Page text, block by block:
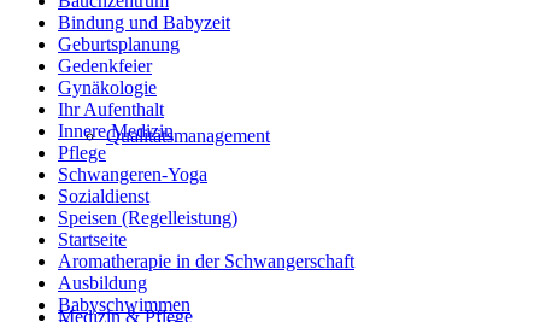
Qualitätsmanagement
Medizin & Pflege
Bindung und Babyzeit
Geburtsplanung
Gedenkfeier
Gynäkologie
Ihr Aufenthalt
Innere Medizin
Pflege
Schwangeren-Yoga
Sozialdienst
Speisen (Regelleistung)
Startseite
Aromatherapie in der Schwangerschaft
Ausbildung
Babyschwimmen